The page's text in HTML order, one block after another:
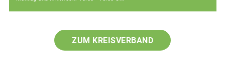
ZUM KREISVERBAND